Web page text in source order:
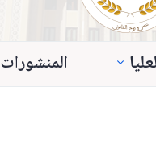
المنشورات